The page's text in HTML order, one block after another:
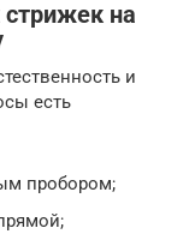
на
и
есть
пробором;